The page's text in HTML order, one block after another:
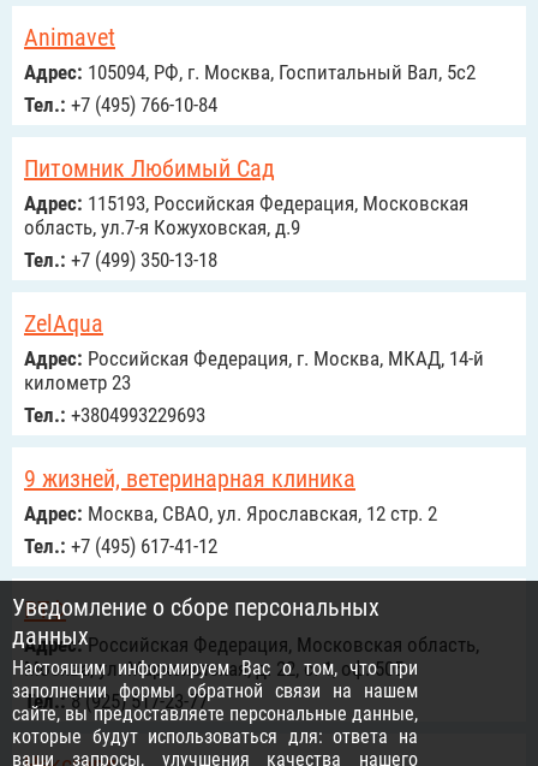
Animavet
Адрес: 105094, РФ, г. Москва, Госпитальный Вал, 5с2
Тел.: +7 (495) 766-10-84
Питомник Любимый Сад
Адрес: 115193, Российcкая Федерация, Московская
область, ул.7-я Кожуховская, д.9
Тел.: +7 (499) 350-13-18
ZelAqua
Адрес: Российcкая Федерация, г. Москва, МКАД, 14-й
километр 23
Тел.: +3804993229693
9 жизней, ветеринарная клиника
Адрес: Москва, СВАО, ул. Ярославская, 12 стр. 2
Тел.: +7 (495) 617-41-12
РТФ
Адрес:Российcкая Федерация, Московская область,
Москва, ул. Марксистская, д. 22, с. 1, оф. 505
Тел.:8 (925) 517-23-77
Уведомление о сборе персональных
данных
Настоящим информируем Вас о том, что при
заполнении формы обратной связи на нашем
сайте, вы предоставляете персональные данные,
которые будут использоваться для: ответа на
ваши запросы, улучшения качества нашего